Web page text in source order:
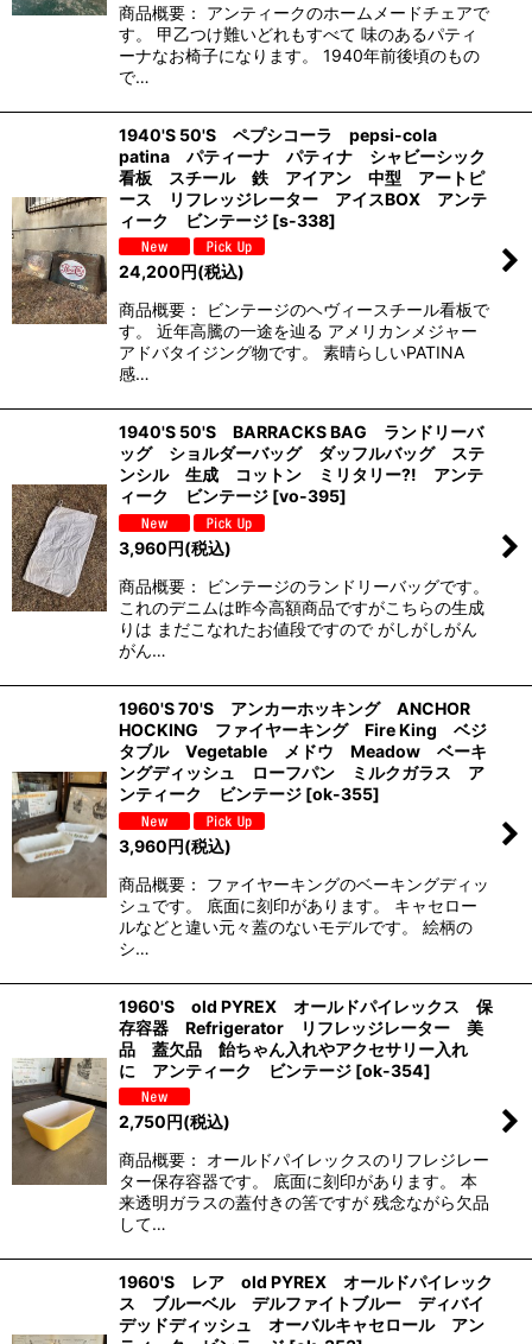
商品概要： アンティークのホームメードチェアで
す。 甲乙つけ難いどれもすべて 味のあるパティ
ーナなお椅子になります。 1940年前後頃のもの
で…
1940'S 50'S ペプシコーラ pepsi-cola
patina パティーナ パティナ シャビーシック
看板 スチール 鉄 アイアン 中型 アートピ
ース リフレッジレーター アイスBOX アンテ
ィーク ビンテージ [s-338]
24,200 円(税込)
商品概要： ビンテージのヘヴィースチール看板で
す。 近年高騰の一途を辿る アメリカンメジャー
アドバタイジング物です。 素晴らしいPATINA
感…
1940'S 50'S BARRACKS BAG ランドリーバ
ッグ ショルダーバッグ ダッフルバッグ ステ
ンシル 生成 コットン ミリタリー?! アンテ
ィーク ビンテージ [vo-395]
3,960円(税込)
商品概要： ビンテージのランドリーバッグです。
これのデニムは昨今高額商品ですがこちらの生成
りは まだこなれたお値段ですので がしがしがん
がん…
1960'S 70'S アンカーホッキング ANCHOR
HOCKING ファイヤーキング Fire King ベジ
タブル Vegetable メドウ Meadow ベーキ
ングディッシュ ローフパン ミルクガラス ア
ンティーク ビンテージ [ok-355]
3,960円(税込)
商品概要： ファイヤーキングのベーキングディッ
シュです。 底面に刻印があります。 キャセロー
ルなどと違い元々蓋のないモデルです。 絵柄の
シ…
1960'S old PYREX オールドパイレックス 保
存容器 Refrigerator リフレッジレーター 美
品 蓋欠品 飴ちゃん入れやアクセサリー入れ
に アンティーク ビンテージ [ok-354]
2,750 円(税込)
商品概要： オールドパイレックスのリフレジレー
ター保存容器です。 底面に刻印があります。 本
来透明ガラスの蓋付きの筈ですが 残念ながら欠品
して…
1960'S レア old PYREX オールドパイレック
ス ブルーベル デルファイトブルー ディバイ
デッドディッシュ オーバルキャセロール アン